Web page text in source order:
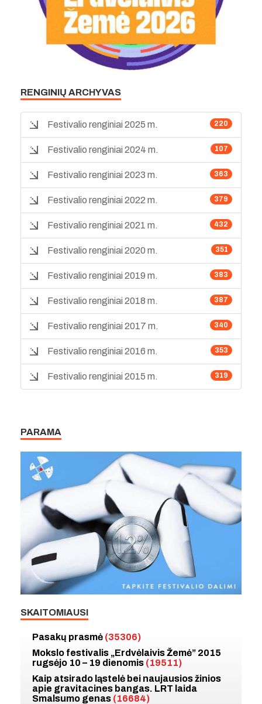
RENGINIŲ ARCHYVAS
220
Festivalio renginiai 2025 m.
107
Festivalio renginiai 2024 m.
363
Festivalio renginiai 2023 m.
379
Festivalio renginiai 2022 m.
432
Festivalio renginiai 2021 m.
351
Festivalio renginiai 2020 m.
383
Festivalio renginiai 2019 m.
387
Festivalio renginiai 2018 m.
340
Festivalio renginiai 2017 m.
353
Festivalio renginiai 2016 m.
319
Festivalio renginiai 2015 m.
PARAMA
SKAITOMIAUSI
Pasakų prasmė (35306)
Mokslo festivalis „Erdvėlaivis Žemė” 2015
rugsėjo 10 – 19 dienomis (19511)
Kaip atsirado ląstelė bei naujausios žinios
apie gravitacines bangas. LRT laida
Smalsumo genas (16684)